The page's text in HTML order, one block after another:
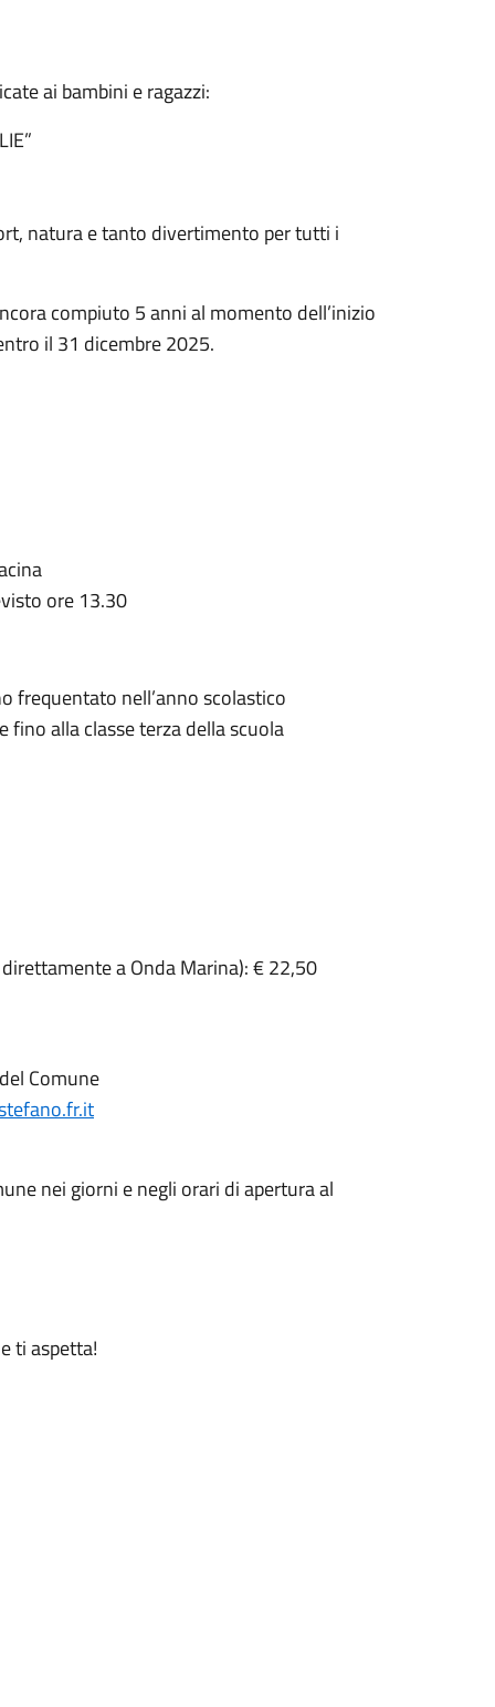
ai bambini e ragazzi:
natura e tanto divertimento per tutti i
compiuto 5 anni al momento dell’inizio
il 31 dicembre 2025.
ore 13.30
frequentato nell’anno scolastico
alla classe terza della scuola
a Onda Marina): € 22,50
Comune
nei giorni e negli orari di apertura al
ti aspetta!